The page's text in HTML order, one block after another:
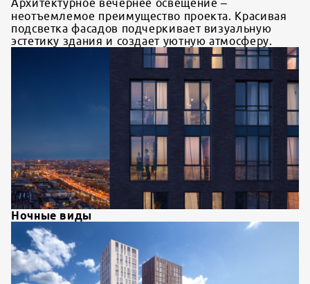
Архитектурное вечернее освещение –
неотъемлемое преимущество проекта. Красивая
подсветка фасадов подчеркивает визуальную
эстетику здания и создает уютную атмосферу.
Ночные виды